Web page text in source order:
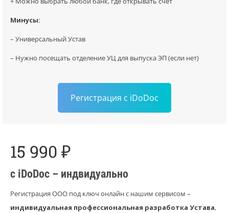
Минусы:
– Универсальный Устав
– Нужно посещать отделение УЦ для выпуска ЭП (если нет)
Регистрация с iDoDoc
15 990 ₽
с iDoDoc – индвидуально
Регистрация ООО под ключ онлайн с нашим сервисом –
индивидуальная профессиональная разработка Устава,